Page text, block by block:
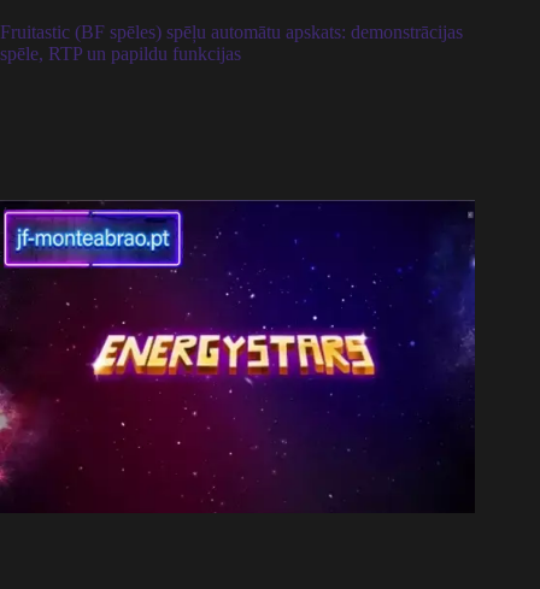
Fruitastic (BF spēles) spēļu automātu apskats: demonstrācijas
spēle, RTP un papildu funkcijas